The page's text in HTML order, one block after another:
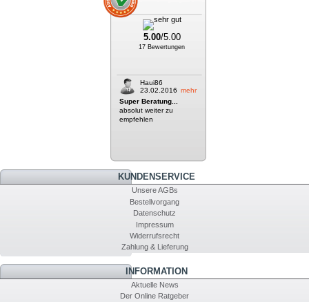
5.00/5.00
17 Bewertungen
Haui86
23.02.2016 mehr
Super Beratung...
absolut weiter zu
empfehlen
KUNDENSERVICE
Unsere AGBs
Bestellvorgang
Datenschutz
Impressum
Widerrufsrecht
Zahlung & Lieferung
INFORMATION
Aktuelle News
Der Online Ratgeber